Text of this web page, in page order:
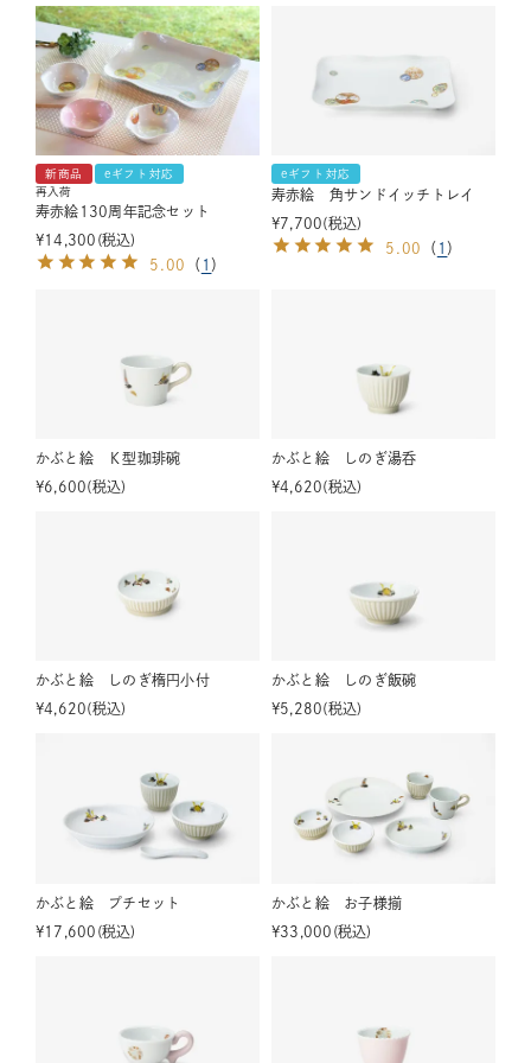
新商品
eギフト対応
再入荷
寿赤絵130周年記念セット
¥14,300 税込
5.00
（ 1 ）
eギフト対応
寿赤絵 角サンドイッチトレイ
¥7,700 税込
5.00
（ 1 ）
かぶと絵 Ｋ型珈琲碗
¥6,600 税込
かぶと絵 しのぎ湯呑
¥4,620 税込
かぶと絵 しのぎ楕円小付
¥4,620 税込
かぶと絵 しのぎ飯碗
¥5,280 税込
かぶと絵 プチセット
¥17,600 税込
かぶと絵 お子様揃
¥33,000 税込